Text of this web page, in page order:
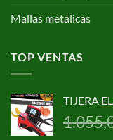
Mallas metálicas
TOP VENTAS
TIJERA